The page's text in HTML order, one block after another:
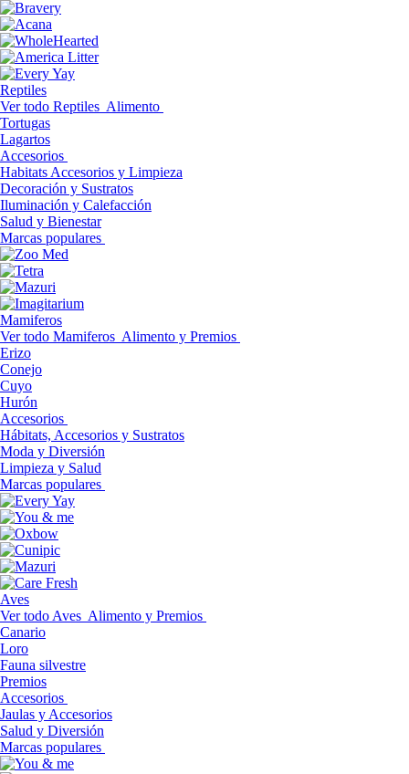
Reptiles
Ver todo Reptiles Alimento
Tortugas
Lagartos
Accesorios
Habitats Accesorios y Limpieza
Decoración y Sustratos
Iluminación y Calefacción
Salud y Bienestar
Marcas populares
Mamiferos
Ver todo Mamiferos Alimento y Premios
Erizo
Conejo
Cuyo
Hurón
Accesorios
Hábitats, Accesorios y Sustratos
Moda y Diversión
Limpieza y Salud
Marcas populares
Aves
Ver todo Aves Alimento y Premios
Canario
Loro
Fauna silvestre
Premios
Accesorios
Jaulas y Accesorios
Salud y Diversión
Marcas populares